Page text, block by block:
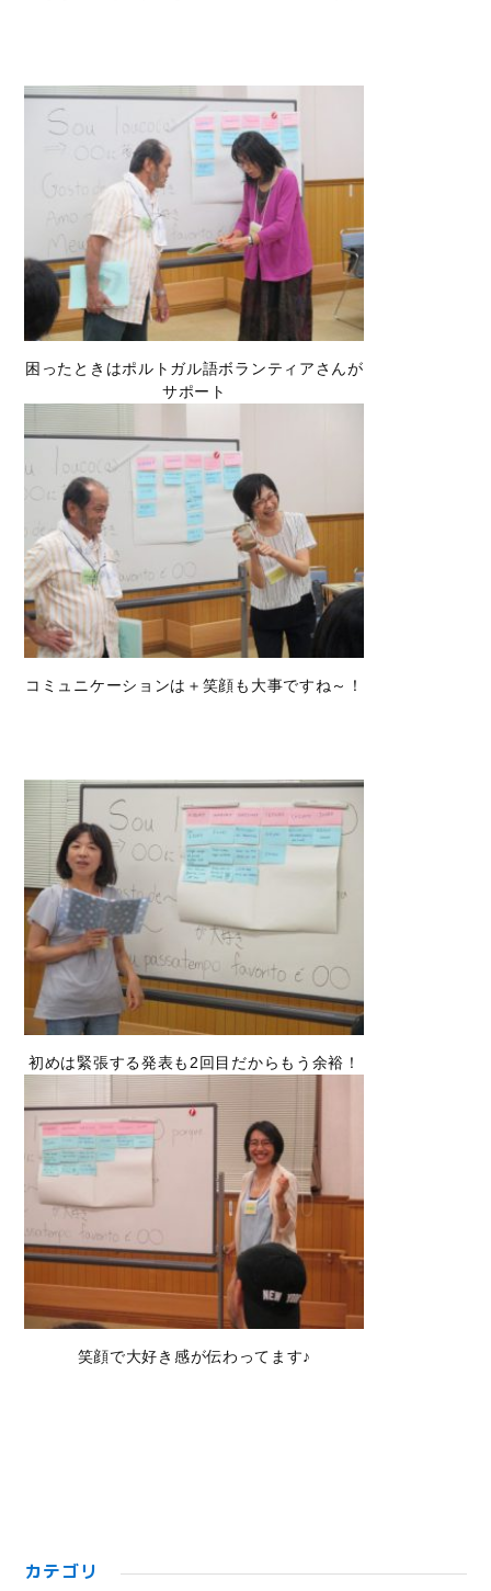
困ったときはポルトガル語ボランティアさんが
サポート
コミュニケーションは＋笑顔も大事ですね～！
初めは緊張する発表も2回目だからもう余裕！
笑顔で大好き感が伝わってます♪
カテゴリ